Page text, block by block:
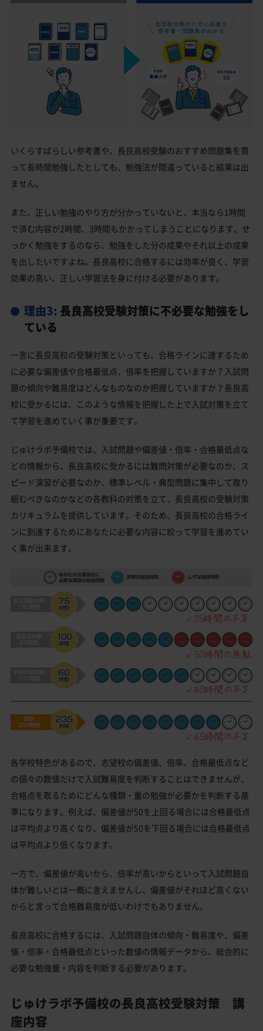
いくらすばらしい参考書や、長良高校受験のおすすめ問題集を買
って長時間勉強したとしても、勉強法が間違っていると結果は出
ません。
また、正しい勉強のやり方が分かっていないと、本当なら1時間
で済む内容が2時間、3時間もかかってしまうことになります。せ
っかく勉強をするのなら、勉強をした分の成果やそれ以上の成果
を出したいですよね。長良高校に合格するには効率が良く、学習
効果の高い、正しい学習法を身に付ける必要があります。
理由3: 長良高校受験対策に不必要な勉強をし
ている
一言に長良高校の受験対策といっても、合格ラインに達するため
に必要な偏差値や合格最低点、倍率を把握していますか？入試問
題の傾向や難易度はどんなものなのか把握していますか？長良高
校に受かるには、このような情報を把握した上で入試対策を立て
て学習を進めていく事が重要です。
じゅけラボ予備校では、入試問題や偏差値・倍率・合格最低点な
どの情報から、長良高校に受かるには難問対策が必要なのか、ス
ピード演習が必要なのか、標準レベル・典型問題に集中して取り
組むべきなのかなどの各教科の対策を立て、長良高校の受験対策
カリキュラムを提供しています。そのため、長良高校の合格ライ
ンに到達するためにあなたに必要な内容に絞って学習を進めてい
く事が出来ます。
各学校特色があるので、志望校の偏差値、倍率、合格最低点など
の個々の数値だけで入試難易度を判断することはできませんが、
合格点を取るためにどんな種類・量の勉強が必要かを判断する基
準になります。例えば、偏差値が50を上回る場合には合格最低点
は平均点より高くなり、偏差値が50を下回る場合には合格最低点
は平均点より低くなります。
一方で、偏差値が高いから、倍率が高いからといって入試問題自
体が難しいとは一概に言えませんし、偏差値がそれほど高くない
からと言って合格難易度が低いわけでもありません。
長良高校に合格するには、入試問題自体の傾向・難易度や、偏差
値・倍率・合格最低点といった数値の情報データから、総合的に
必要な勉強量・内容を判断する必要があります。
じゅけラボ予備校の長良高校受験対策 講
座内容